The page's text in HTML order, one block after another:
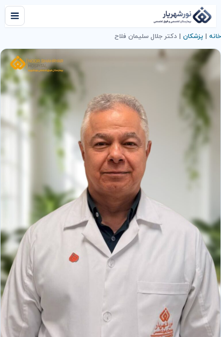
خانه | پزشکان | دکتر جلال سلیمان فلاح